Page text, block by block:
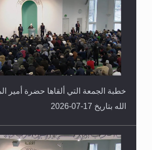
خطبة الجمعة التي ألقاها حضرة أمير
الله بتاريخ 17-07-2026